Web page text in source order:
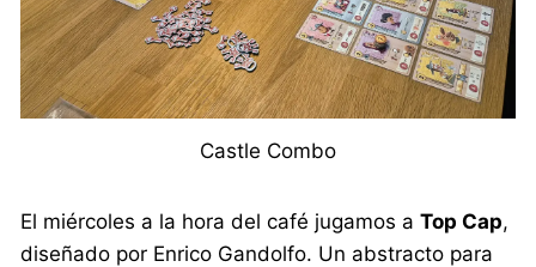
Castle Combo
El miércoles a la hora del café jugamos aTop Cap,
diseñado por Enrico Gandolfo. Un abstracto para